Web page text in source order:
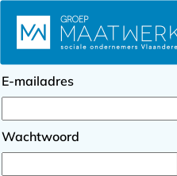
Inloggen
E-mailadres
Wachtwoord